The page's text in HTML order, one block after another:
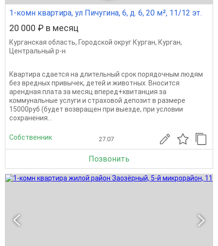
1-комн квартира, ул Пичугина, 6, д. 6, 20 м², 11/12 эт.
20 000 ₽ в месяц
Курганская область, Городской округ Курган, Курган,
Центральный р-н
Квартира сдается на длительный срок порядочным людям
без вредных привычек, детей и животных. Вносится
арендная плата за месяц вперед+квитанция за
коммунальные услуги и страховой депозит в размере
15000руб (будет возвращен при выезде, при условии
сохранения...
Собственник 27.07
Позвонить